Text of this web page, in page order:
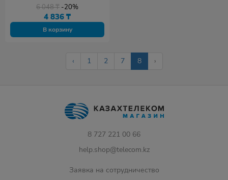
6 048₸ -20%
4 836₸
В корзину
‹ 1 2 7 8 ›
8 727 221 00 66
help.shop@telecom.kz
Заявка на сотрудничество